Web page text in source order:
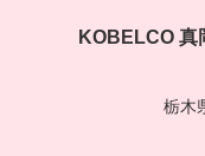
KOBELCO 真
栃木